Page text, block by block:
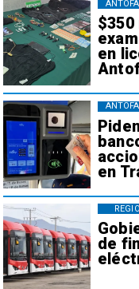
en
en
de